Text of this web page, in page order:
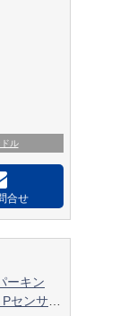
ル
合せ
ーキン
センサ